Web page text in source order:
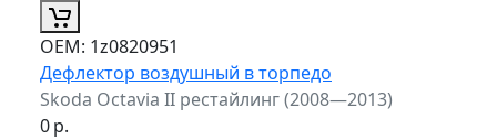
ОЕМ: 1z0820951
Дефлектор воздушный в торпедо
Skoda Octavia II рестайлинг (2008—2013)
0р.